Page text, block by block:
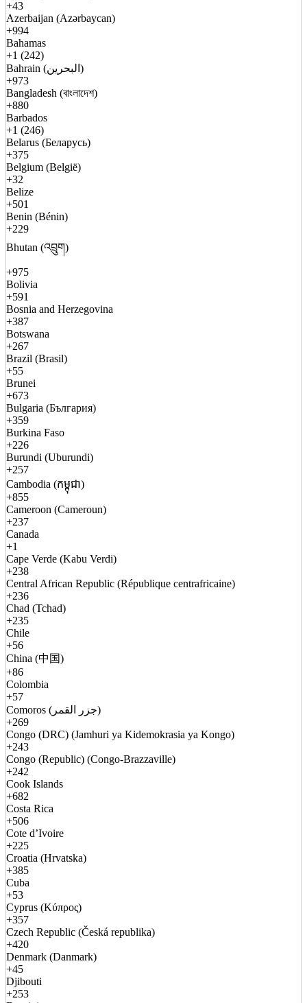
+43
Azerbaijan (Azərbaycan)
+994
Bahamas
+1 (242)
Bahrain (البحرين)
+973
Bangladesh (বাংলাদেশ)
+880
Barbados
+1 (246)
Belarus (Беларусь)
+375
Belgium (België)
+32
Belize
+501
Benin (Bénin)
+229
Bhutan (འབྲུག)
+975
Bolivia
+591
Bosnia and Herzegovina
+387
Botswana
+267
Brazil (Brasil)
+55
Brunei
+673
Bulgaria (България)
+359
Burkina Faso
+226
Burundi (Uburundi)
+257
Cambodia (កម្ពុជា)
+855
Cameroon (Cameroun)
+237
Canada
+1
Cape Verde (Kabu Verdi)
+238
Central African Republic (République centrafricaine)
+236
Chad (Tchad)
+235
Chile
+56
China (中国)
+86
Colombia
+57
Comoros (جزر القمر)
+269
Congo (DRC) (Jamhuri ya Kidemokrasia ya Kongo)
+243
Congo (Republic) (Congo-Brazzaville)
+242
Cook Islands
+682
Costa Rica
+506
Cote d’Ivoire
+225
Croatia (Hrvatska)
+385
Cuba
+53
Cyprus (Κύπρος)
+357
Czech Republic (Česká republika)
+420
Denmark (Danmark)
+45
Djibouti
+253